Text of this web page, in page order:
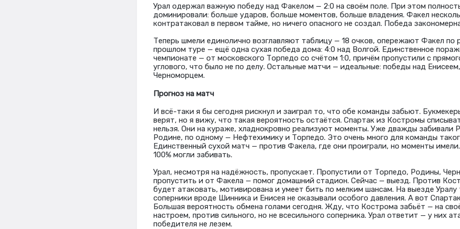
Урал одержал важную победу над Факелом — 2:0 на своём поле. При этом
доминировали: больше ударов, больше моментов, больше владения. Факел
контратаковал в первом тайме, но ничего опасного не создал. Победа
Теперь шмели единолично возглавляют таблицу — 18 очков, опережают Факел по
прошлом туре — ещё одна сухая победа дома: 4:0 над Волгой. Единственное
чемпионате — от московского Торпедо со счётом 1:0, причём пропустили с
углового, что было не по делу. Остальные матчи — идеальные: победы над
Черноморцем.
Прогноз на матч
И всё-таки я бы сегодня рискнул и заиграл то, что обе команды забьют.
верят, но я вижу, что такая вероятность остаётся. Спартак из Костромы
нельзя. Они на кураже, хладнокровно реализуют моменты. Уже дважды
Родине, по одному — Нефтехимику и Торпедо. Это очень много для команды
Единственный сухой матч — против Факела, где они проиграли, но моменты
100% могли забивать.
Урал, несмотря на надёжность, пропускает. Пропустили от Торпедо, Родины,
пропустить и от Факела — помог домашний стадион. Сейчас — выезд. Против
будет атаковать, мотивирована и умеет бить по мелким шансам. На выезде Уралу
соперники вроде Шинника и Енисея не оказывали особого давления. А вот
Большая вероятность обмена голами сегодня. Жду, что Кострома забьёт — на
настроем, против сильного, но не всесильного соперника. Урал ответит — у них
победителя не лезем.